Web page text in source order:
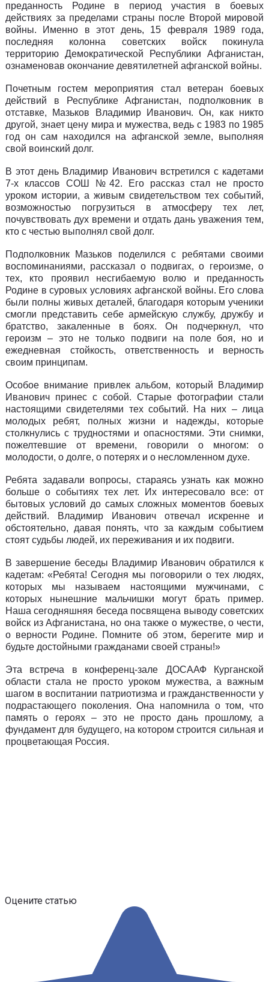
преданность Родине в период участия в боевых
действиях за пределами страны после Второй мировой
войны. Именно в этот день, 15 февраля 1989 года,
последняя колонна советских войск покинула
территорию Демократической Республики Афганистан,
ознаменовав окончание девятилетней афганской войны.
Почетным гостем мероприятия стал ветеран боевых
действий в Республике Афганистан, подполковник в
отставке, Мазьков Владимир Иванович. Он, как никто
другой, знает цену мира и мужества, ведь с 1983 по 1985
год он сам находился на афганской земле, выполняя
свой воинский долг.
В этот день Владимир Иванович встретился с кадетами
7-х классов СОШ №42. Его рассказ стал не просто
уроком истории, а живым свидетельством тех событий,
возможностью погрузиться в атмосферу тех лет,
почувствовать дух времени и отдать дань уважения тем,
кто с честью выполнял свой долг.
Подполковник Мазьков поделился с ребятами своими
воспоминаниями, рассказал о подвигах, о героизме, о
тех, кто проявил несгибаемую волю и преданность
Родине в суровых условиях афганской войны. Его слова
были полны живых деталей, благодаря которым ученики
смогли представить себе армейскую службу, дружбу и
братство, закаленные в боях. Он подчеркнул, что
героизм – это не только подвиги на поле боя, но и
ежедневная стойкость, ответственность и верность
своим принципам.
Особое внимание привлек альбом, который Владимир
Иванович принес с собой. Старые фотографии стали
настоящими свидетелями тех событий. На них – лица
молодых ребят, полных жизни и надежды, которые
столкнулись с трудностями и опасностями. Эти снимки,
пожелтевшие от времени, говорили о многом: о
молодости, о долге, о потерях и о несломленном духе.
Ребята задавали вопросы, стараясь узнать как можно
больше о событиях тех лет. Их интересовало все: от
бытовых условий до самых сложных моментов боевых
действий. Владимир Иванович отвечал искренне и
обстоятельно, давая понять, что за каждым событием
стоят судьбы людей, их переживания и их подвиги.
В завершение беседы Владимир Иванович обратился к
кадетам: «Ребята! Сегодня мы поговорили о тех людях,
которых мы называем настоящими мужчинами, с
которых нынешние мальчишки могут брать пример.
Наша сегодняшняя беседа посвящена выводу советских
войск из Афганистана, но она также о мужестве, о чести,
о верности Родине. Помните об этом, берегите мир и
будьте достойными гражданами своей страны!»
Эта встреча в конференц-зале ДОСААФ Курганской
области стала не просто уроком мужества, а важным
шагом в воспитании патриотизма и гражданственности у
подрастающего поколения. Она напомнила о том, что
память о героях – это не просто дань прошлому, а
фундамент для будущего, на котором строится сильная и
процветающая Россия.
Оцените статью